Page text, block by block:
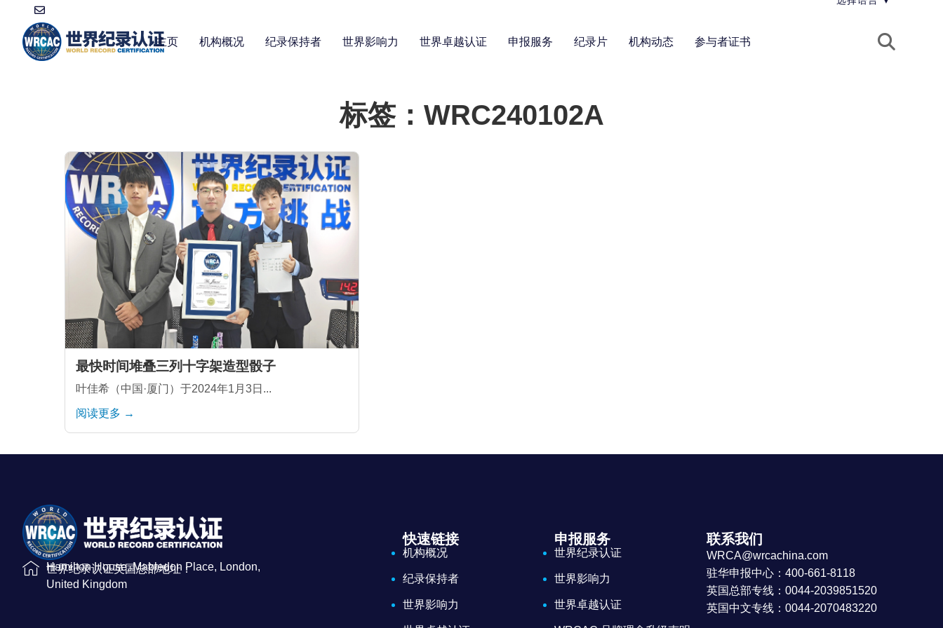
主页 机构概况 纪录保持者 世界影响力 世界卓越认证 申报服务 纪录片 机构动态 参与者证书
标签：WRC240102A
最快时间堆叠三列十字架造型骰子
叶佳希（中国·厦门）于2024年1月3日...
阅读更多 →
世界纪录认证英国总部地址：
Hamilton House, Mabledon Place, London,
United Kingdom
快速链接
机构概况
纪录保持者
世界影响力
申报服务
世界纪录认证
世界影响力
世界卓越认证
联系我们
WRCA@wrcachina.com
驻华申报中心：400-661-8118
英国总部专线：0044-2039851520
英国中文专线：0044-2070483220